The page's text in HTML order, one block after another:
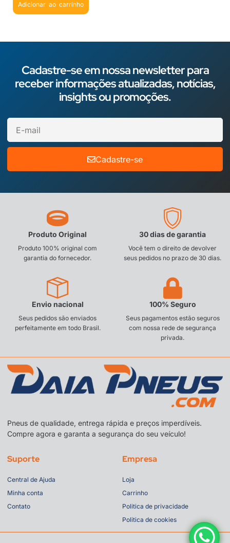
Adicionar ao carrinho
Cadastre-se em nossa newsletter para
receber informações atualizadas, notícias,
insights ou promoções.
Cadastre-se
Produto Original
Produto 100% original com
garantia do fornecedor.
30 dias de garantia
Você tem o direito de devolver
seus pedidos no prazo de 30 dias.
Envio nacional
Seus pedidos são enviados
perfeitamente em todo Brasil.
100% Seguro
Seus pagamentos estão seguros
com nossa rede de segurança
privada.
Pneus de qualidade, entrega rápida e preços imperdíveis.
Compre agora e garanta a segurança do seu veículo!
Suporte
Central de Ajuda
Minha conta
Contato
Empresa
Loja
Carrinho
Politica de privacidade
Politica de cookies